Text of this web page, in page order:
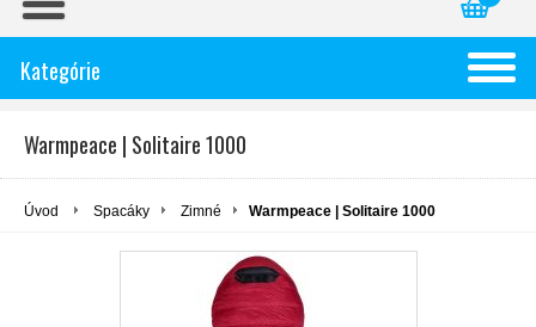
Kategórie
Warmpeace | Solitaire 1000
Úvod Spacáky Zimné Warmpeace | Solitaire 1000